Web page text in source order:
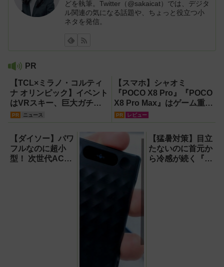
どを執筆。Twitter（@sakaicat）では、デジタ
ル関連の気になる話題や、ちょっと役立つ小
ネタを発信。
PR
【TCL×ミラノ・コルティ
ナ オリンピック】イベント
はVRスキー、巨大ガチャ
などのイマーシブ体験が目
PR ニュース
【スマホ】シャオミ
『POCO X8 Pro』『POCO
X8 Pro Max』はゲーム重視
ならコスパ最強クラス！
PR レビュー
【ダイソー】パワ
フルなのに超小
型！ 次世代ACア
【猛暑対策】目立
たないのに首元か
ら冷感が続く『レ